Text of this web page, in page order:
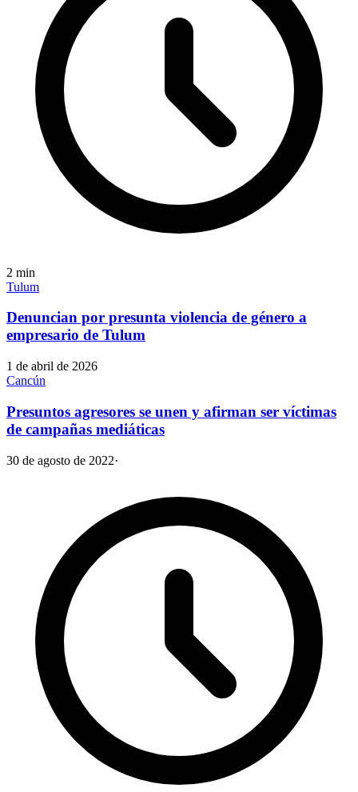
2 min
Tulum
Denuncian por presunta violencia de género a
empresario de Tulum
1 de abril de 2026
Cancún
Presuntos agresores se unen y afirman ser víctimas
de campañas mediáticas
30 de agosto de 2022·